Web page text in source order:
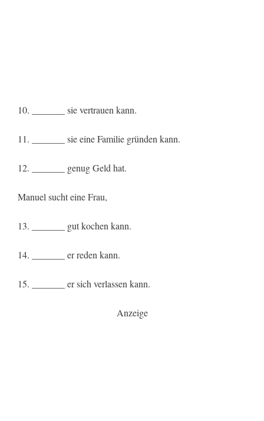
10. _______ sie vertrauen kann.
11. _______ sie eine Familie gründen kann.
12. _______ genug Geld hat.
Manuel sucht eine Frau,
13. _______ gut kochen kann.
14. _______ er reden kann.
15. _______ er sich verlassen kann.
Anzeige